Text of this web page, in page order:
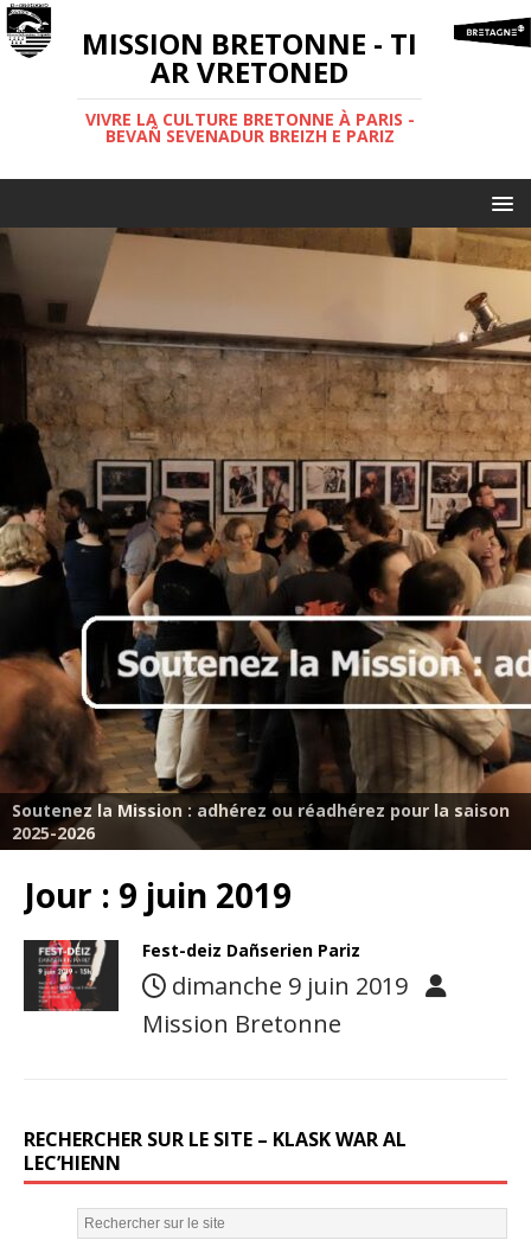
MISSION BRETONNE - TI
AR VRETONED
VIVRE LA CULTURE BRETONNE À PARIS -
BEVAÑ SEVENADUR BREIZH E PARIZ
Soutenez la Mission : adhérez ou réadhérez pour la saison
2025-2026
Jour : 9 juin 2019
Fest-deiz Dañserien Pariz
dimanche 9 juin 2019
Mission Bretonne
RECHERCHER SUR LE SITE – KLASK WAR AL
LEC’HIENN